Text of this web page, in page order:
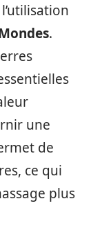
.
une
de
ce qui
plus